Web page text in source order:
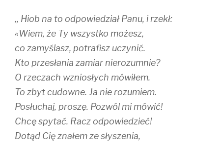
,, Hiob na to odpowiedział Panu, i rzekł:
«Wiem, że Ty wszystko możesz,
co zamyślasz, potrafisz uczynić.
Kto przesłania zamiar nierozumnie?
O rzeczach wzniosłych mówiłem.
To zbyt cudowne. Ja nie rozumiem.
Posłuchaj, proszę. Pozwól mi mówić!
Chcę spytać. Racz odpowiedzieć!
Dotąd Cię znałem ze słyszenia,